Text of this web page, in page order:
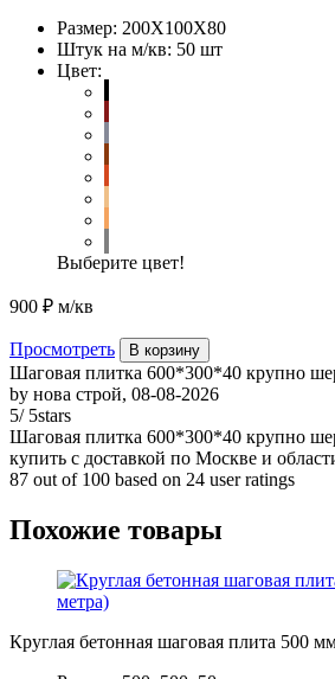
Размер: 200Х100Х80
Штук на м/кв: 50 шт
Цвет:
Выберите цвет!
900 ₽ м/кв
Просмотреть В корзину
Шаговая плитка 600*300*40 крупно
by нова строй, 08-08-2026
5/ 5stars
Шаговая плитка 600*300*40 крупно
купить с доставкой по Москве и
87 out of 100 based on 24 user ratings
Похожие товары
Круглая бетонная шаговая плита 500